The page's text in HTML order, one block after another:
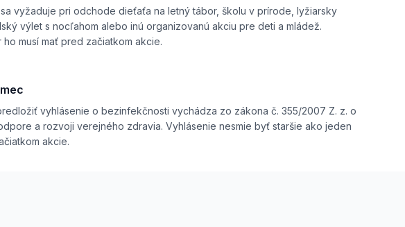
vyžaduje pri odchode dieťaťa na letný tábor, školu v prírode, lyžiarsky
výlet s nocľahom alebo inú organizovanú akciu pre deti a mládež.
ho musí mať pred začiatkom akcie.
vyhlásenie o bezinfekčnosti vychádza zo zákona č. 355/2007 Z. z. o
a rozvoji verejného zdravia. Vyhlásenie nesmie byť staršie ako jeden
akcie.